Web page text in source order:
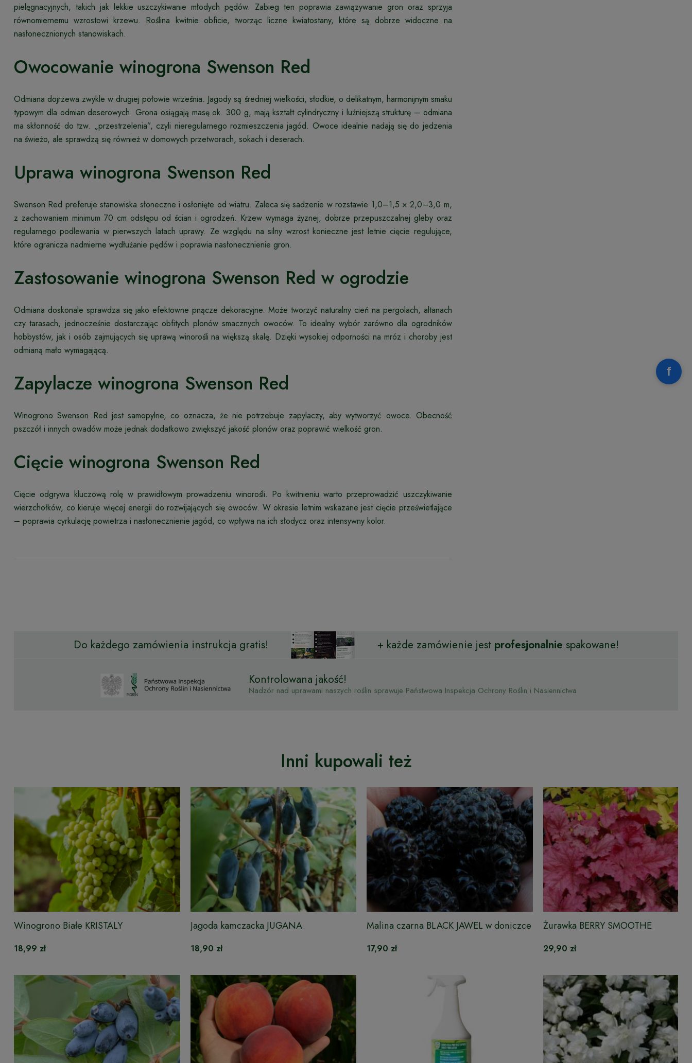
pielęgnacyjnych, takich jak lekkie uszczykiwanie młodych pędów. Zabieg ten poprawia zawiązywanie gron oraz sprzyja
równomiernemu wzrostowi krzewu. Roślina kwitnie obficie, tworząc liczne kwiatostany, które są dobrze widoczne na
nasłonecznionych stanowiskach.
Owocowanie winogrona Swenson Red
Odmiana dojrzewa zwykle w drugiej połowie września. Jagody są średniej wielkości, słodkie, o delikatnym, harmonijnym smaku
typowym dla odmian deserowych. Grona osiągają masę ok. 300 g, mają kształt cylindryczny i luźniejszą strukturę – odmiana
ma skłonność do tzw. „przestrzelenia”, czyli nieregularnego rozmieszczenia jagód. Owoce idealnie nadają się do jedzenia
na świeżo, ale sprawdzą się również w domowych przetworach, sokach i deserach.
Uprawa winogrona Swenson Red
Swenson Red preferuje stanowiska słoneczne i osłonięte od wiatru. Zaleca się sadzenie w rozstawie 1,0–1,5 × 2,0–3,0 m,
z zachowaniem minimum 70 cm odstępu od ścian i ogrodzeń. Krzew wymaga żyznej, dobrze przepuszczalnej gleby oraz
regularnego podlewania w pierwszych latach uprawy. Ze względu na silny wzrost konieczne jest letnie cięcie regulujące,
które ogranicza nadmierne wydłużanie pędów i poprawia nasłonecznienie gron.
Zastosowanie winogrona Swenson Red w ogrodzie
Odmiana doskonale sprawdza się jako efektowne pnącze dekoracyjne. Może tworzyć naturalny cień na pergolach, altanach
czy tarasach, jednocześnie dostarczając obfitych plonów smacznych owoców. To idealny wybór zarówno dla ogrodników
hobbystów, jak i osób zajmujących się uprawą winorośli na większą skalę. Dzięki wysokiej odporności na mróz i choroby jest
odmianą mało wymagającą.
Zapylacze winogrona Swenson Red
Winogrono Swenson Red jest samopylne, co oznacza, że nie potrzebuje zapylaczy, aby wytworzyć owoce. Obecność
pszczół i innych owadów może jednak dodatkowo zwiększyć jakość plonów oraz poprawić wielkość gron.
Cięcie winogrona Swenson Red
Cięcie odgrywa kluczową rolę w prawidłowym prowadzeniu winorośli. Po kwitnieniu warto przeprowadzić uszczykiwanie
wierzchołków, co kieruje więcej energii do rozwijających się owoców. W okresie letnim wskazane jest cięcie prześwietlające
– poprawia cyrkulację powietrza i nasłonecznienie jagód, co wpływa na ich słodycz oraz intensywny kolor.
Do każdego zamówienia instrukcja gratis! + każde zamówienie jest profesjonalnie spakowane!
Kontrolowana jakość!
Nadzór nad uprawami naszych roślin sprawuje Państwowa Inspekcja Ochrony Roślin i Nasiennictwa
Inni kupowali też
Winogrono Białe KRISTALY
18,99 zł
Jagoda kamczacka JUGANA
18,90 zł
Malina czarna BLACK JAWEL w doniczce
17,90 zł
Żurawka BERRY SMOOTHE
29,90 zł